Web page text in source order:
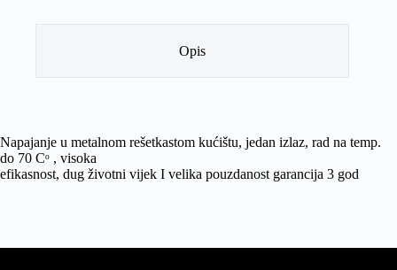
Opis
Napajanje u metalnom rešetkastom kućištu, jedan izlaz, rad na temp.
do 70 Cᵒ , visoka
efikasnost, dug životni vijek I velika pouzdanost garancija 3 god